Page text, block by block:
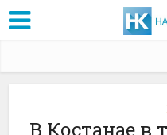
В Костанае в